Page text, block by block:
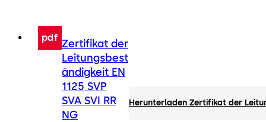
pdf Zertifikat der
Leitungsbest
ändigkeit EN
1125 SVP
SVA SVI RR
NG
Herunterladen Zertifikat der